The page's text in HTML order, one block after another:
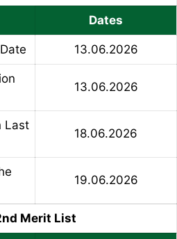
Dates
13.06.2026
13.06.2026
Last
18.06.2026
19.06.2026
Merit List